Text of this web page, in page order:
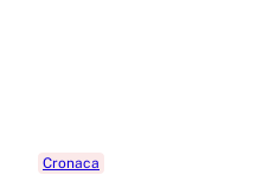
Cronaca